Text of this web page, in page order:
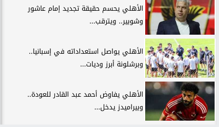
الأهلي يحسم حقيقة تجديد إمام عاشور
وشوبير.. ويترقب...
الأهلي يواصل استعداداته في إسبانيا..
وبرشلونة أبرز وديات...
الأهلي يفاوض أحمد عبد القادر للعودة..
وبيراميدز يدخل...